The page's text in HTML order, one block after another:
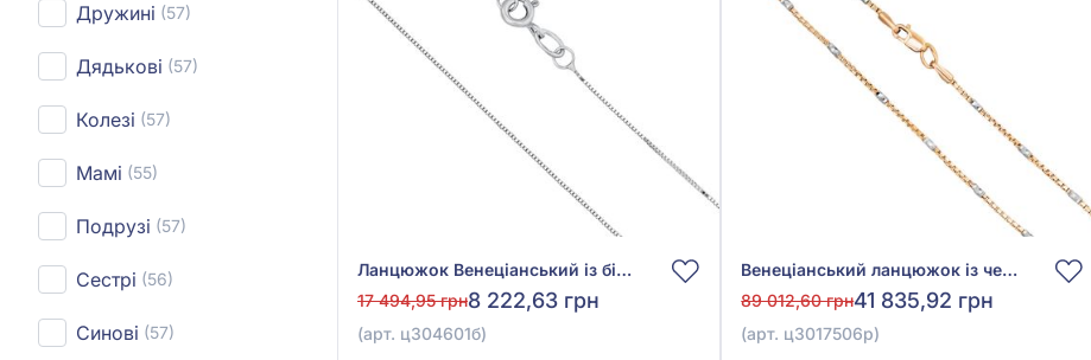
Дружині (57)
Дядькові (57)
Колезі (57)
Мамі (55)
Подрузі (57)
Сестрі (56)
Синові (57)
Ланцюжок Венеціанський із білого золота 585° без вставки, арт. ц304601б
17 494,95 грн8 222,63 грн
(арт. ц304601б)
Венеціанський ланцюжок із червоно-білого золота 585°, арт. ц3017506р
89 012,60 грн41 835,92 грн
(арт. ц3017506р)